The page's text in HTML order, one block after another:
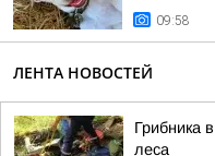
09:58
ЛЕНТА НОВОСТЕЙ
Грибника
леса